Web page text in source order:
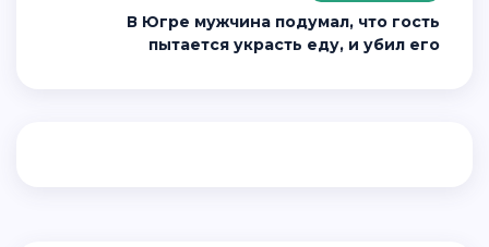
В Югре мужчина подумал, что гость
пытается украсть еду, и убил его